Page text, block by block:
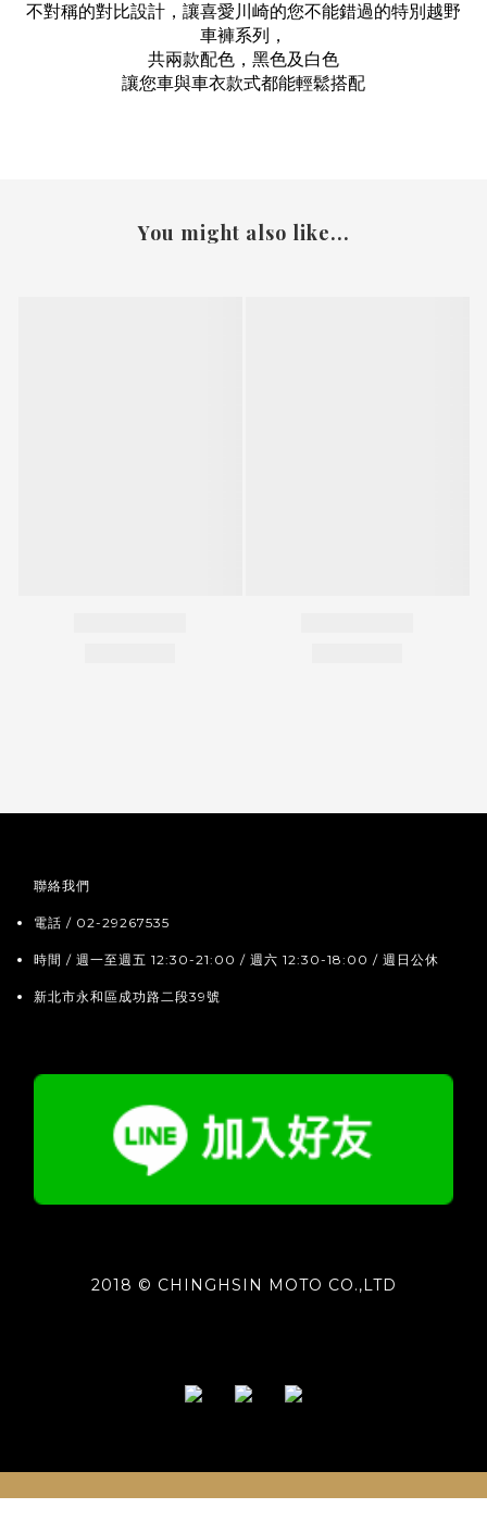
不對稱的對比設計，讓喜愛川崎的您不能錯過的特別越野
車褲系列，
共兩款配色，黑色及白色
讓您車與車衣款式都能輕鬆搭配
You might also like...
聯絡我們
電話 / 02-29267535
時間 / 週一至週五 12:30-21:00 / 週六 12:30-18:00 / 週日公休
新北市永和區成功路二段39號
2018 © CHINGHSIN MOTO CO.,LTD